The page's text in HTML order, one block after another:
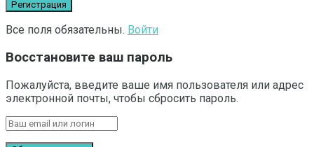
Все поля обязательны. Войти
Восстановите ваш пароль
Пожалуйста, введите ваше имя пользователя или адрес
электронной почты, чтобы сбросить пароль.